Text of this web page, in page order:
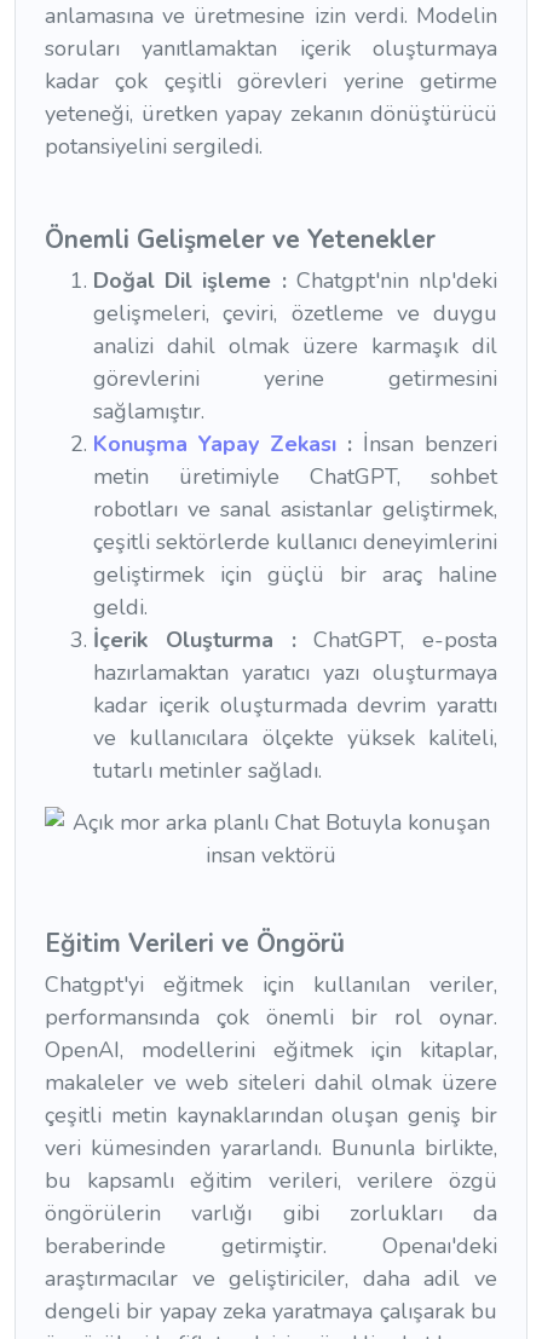
anlamasına ve üretmesine izin verdi. Modelin
soruları yanıtlamaktan içerik oluşturmaya
kadar çok çeşitli görevleri yerine getirme
yeteneği, üretken yapay zekanın dönüştürücü
potansiyelini sergiledi.
Önemli Gelişmeler ve Yetenekler
Doğal Dil işleme :Chatgpt'nin nlp'deki
gelişmeleri, çeviri, özetleme ve duygu
analizi dahil olmak üzere karmaşık dil
görevlerini yerine getirmesini
sağlamıştır.
Konuşma Yapay Zekası : İnsan benzeri
metin üretimiyle ChatGPT, sohbet
robotları ve sanal asistanlar geliştirmek,
çeşitli sektörlerde kullanıcı deneyimlerini
geliştirmek için güçlü bir araç haline
geldi.
İçerik Oluşturma :ChatGPT, e-posta
hazırlamaktan yaratıcı yazı oluşturmaya
kadar içerik oluşturmada devrim yarattı
ve kullanıcılara ölçekte yüksek kaliteli,
tutarlı metinler sağladı.
Eğitim Verileri ve Öngörü
Chatgpt'yi eğitmek için kullanılan veriler,
performansında çok önemli bir rol oynar.
OpenAI, modellerini eğitmek için kitaplar,
makaleler ve web siteleri dahil olmak üzere
çeşitli metin kaynaklarından oluşan geniş bir
veri kümesinden yararlandı. Bununla birlikte,
bu kapsamlı eğitim verileri, verilere özgü
öngörülerin varlığı gibi zorlukları da
beraberinde getirmiştir. Openaı'deki
araştırmacılar ve geliştiriciler, daha adil ve
dengeli bir yapay zeka yaratmaya çalışarak bu